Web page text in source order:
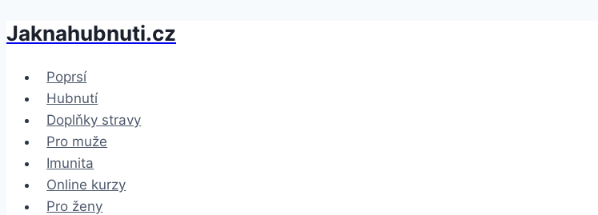
Přeskočit
obsah
Jaknahubnuti.cz
Poprsí
Hubnutí
Doplňky stravy
Pro muže
Imunita
Online kurzy
Pro ženy